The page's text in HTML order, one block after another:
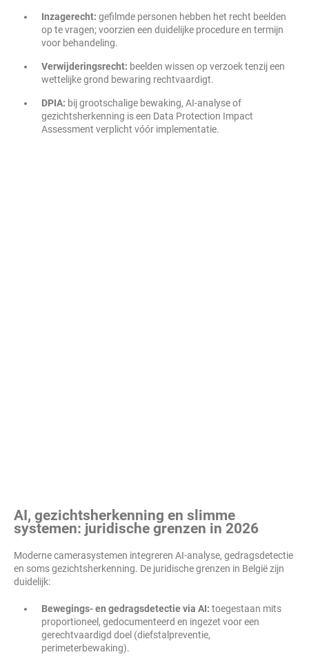
Inzagerecht: gefilmde personen hebben het recht beelden
op te vragen; voorzien een duidelijke procedure en termijn
voor behandeling.
Verwijderingsrecht: beelden wissen op verzoek tenzij een
wettelijke grond bewaring rechtvaardigt.
DPIA: bij grootschalige bewaking, AI-analyse of
gezichtsherkenning is een Data Protection Impact
Assessment verplicht vóór implementatie.
AI, gezichtsherkenning en slimme
systemen: juridische grenzen in 2026
Moderne camerasystemen integreren AI-analyse, gedragsdetectie
en soms gezichtsherkenning. De juridische grenzen in België zijn
duidelijk:
Bewegings- en gedragsdetectie via AI: toegestaan mits
proportioneel, gedocumenteerd en ingezet voor een
gerechtvaardigd doel (diefstalpreventie,
perimeterbewaking).